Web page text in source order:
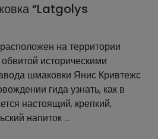
“Latgolys
на территории
историческими
шмаковки Янис Кривтежс
гида узнать, как в
настоящий, крепкий,
напиток …